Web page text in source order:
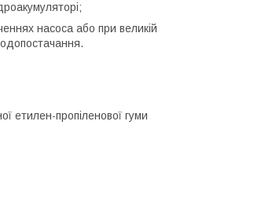
насоса або при великій
етилен-пропіленової гуми